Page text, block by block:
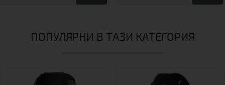
ПОПУЛЯРНИ В ТАЗИ КАТЕГОРИЯ